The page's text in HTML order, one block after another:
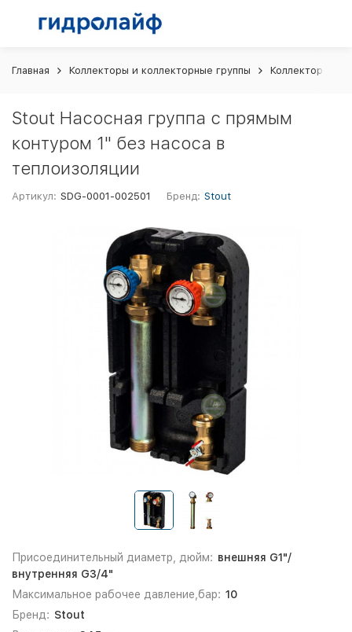
Главная Коллекторы и коллекторные группы Коллекторные
Stout Насосная группа с прямым
контуром 1" без насоса в
теплоизоляции
Артикул: SDG-0001-002501 Бренд: Stout
Присоединительный диаметр, дюйм: внешняя G1"/
внутренняя G3/4"
Максимальное рабочее давление,бар: 10
Бренд: Stout